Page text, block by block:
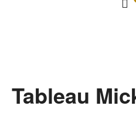
Tableau